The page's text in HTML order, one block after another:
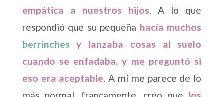
empática a nuestros hijos. A lo que
respondió que su pequeña hacía muchos
berrinches y lanzaba cosas al suelo
cuando se enfadaba, y me preguntó si
eso era aceptable. A mí me parece de lo